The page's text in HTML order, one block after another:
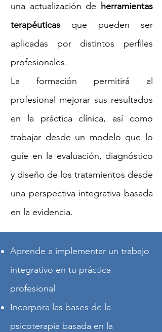
una actualización de herramientas
terapéuticas que pueden ser
aplicadas por distintos perfiles
profesionales.
La formación permitirá al
profesional mejorar sus resultados
en la práctica clínica, así como
trabajar desde un modelo que lo
guíe en la evaluación, diagnóstico
y diseño de los tratamientos desde
una perspectiva integrativa basada
en la evidencia.
Aprende a implementar un trabajo
integrativo en tu práctica
profesional
Incorpora las bases de la
psicoterapia basada en la